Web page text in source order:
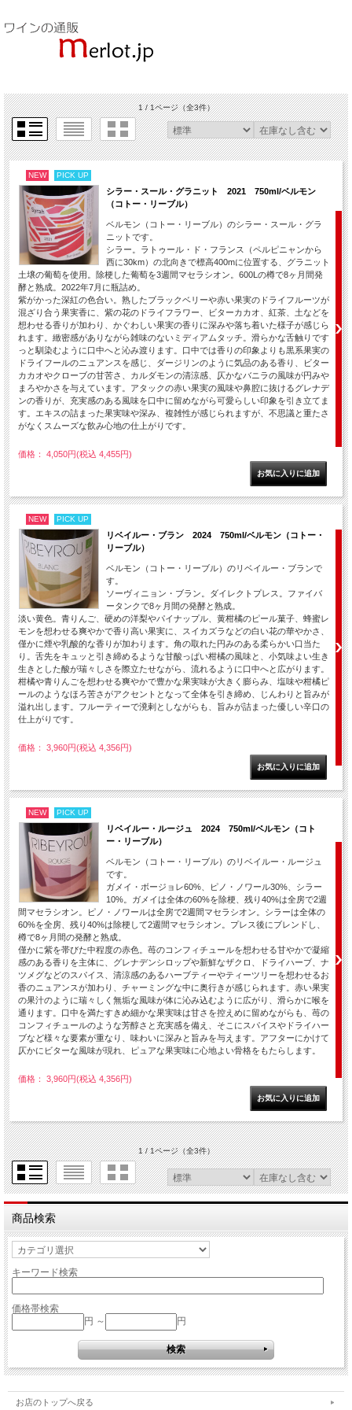
1 / 1ページ（全3件）
NEW PICK UP
シラー・スール・グラニット 2021 750ml/ベルモン
（コトー・リーブル）
ベルモン（コトー・リーブル）のシラー・スール・グラ
ニットです。
シラー。ラトゥール・ド・フランス（ペルピニャンから
西に30km）の北向きで標高400mに位置する、グラニット
土壌の葡萄を使用。除梗した葡萄を3週間マセラシオン。600Lの樽で8ヶ月間発
酵と熟成。2022年7月に瓶詰め。
紫がかった深紅の色合い。熟したブラックベリーや赤い果実のドライフルーツが
混ざり合う果実香に、紫の花のドライフラワー、ビターカカオ、紅茶、土などを
想わせる香りが加わり、かぐわしい果実の香りに深みや落ち着いた様子が感じら
れます。緻密感がありながら雑味のないミディアムタッチ。滑らかな舌触りです
っと馴染むように口中へと沁み渡ります。口中では香りの印象よりも黒系果実の
ドライフールのニュアンスを感じ、ダージリンのように気品のある香り、ビター
カカオやクローブの甘苦さ、カルダモンの清涼感、仄かなバニラの風味が円みや
まろやかさを与えています。アタックの赤い果実の風味や鼻腔に抜けるグレナデ
ンの香りが、充実感のある風味を口中に留めながら可愛らしい印象を引き立てま
す。エキスの詰まった果実味や深み、複雑性が感じられますが、不思議と重たさ
がなくスムーズな飲み心地の仕上がりです。
価格： 4,050円(税込 4,455円)
NEW PICK UP
リベイルー・ブラン 2024 750ml/ベルモン（コトー・
リーブル）
ベルモン（コトー・リーブル）のリベイルー・ブランで
す。
ソーヴィニョン・ブラン。ダイレクトプレス。ファイバ
ータンクで8ヶ月間の発酵と熟成。
淡い黄色。青りんご、硬めの洋梨やパイナップル、黄柑橘のピール菓子、蜂蜜レ
モンを想わせる爽やかで香り高い果実に、スイカズラなどの白い花の華やかさ、
僅かに煙や乳酸的な香りが加わります。角の取れた円みのある柔らかい口当た
り。舌先をキュッと引き締めるような甘酸っぱい柑橘の風味と、小気味よい生き
生きとした酸が瑞々しさを際立たせながら、流れるように口中へと広がります。
柑橘や青りんごを想わせる爽やかで豊かな果実味が大きく膨らみ、塩味や柑橘ピ
ールのようなほろ苦さがアクセントとなって全体を引き締め、じんわりと旨みが
溢れ出します。フルーティーで溌剌としながらも、旨みが詰まった優しい辛口の
仕上がりです。
価格： 3,960円(税込 4,356円)
NEW PICK UP
リベイルー・ルージュ 2024 750ml/ベルモン（コト
ー・リーブル）
ベルモン（コトー・リーブル）のリベイルー・ルージュ
です。
ガメイ・ボージョレ60%、ピノ・ノワール30%、シラー
10%。ガメイは全体の60%を除梗、残り40%は全房で2週
間マセラシオン。ピノ・ノワールは全房で2週間マセラシオン。シラーは全体の
60%を全房、残り40%は除梗して2週間マセラシオン。プレス後にブレンドし、
樽で8ヶ月間の発酵と熟成。
僅かに紫を帯びた中程度の赤色。苺のコンフィチュールを想わせる甘やかで凝縮
感のある香りを主体に、グレナデンシロップや新鮮なザクロ、ドライハーブ、ナ
ツメグなどのスパイス、清涼感のあるハーブティーやティーツリーを想わせるお
香のニュアンスが加わり、チャーミングな中に奥行きが感じられます。赤い果実
の果汁のように瑞々しく無垢な風味が体に沁み込むように広がり、滑らかに喉を
通ります。口中を満たすきめ細かな果実味は甘さを控えめに留めながらも、苺の
コンフィチュールのような芳醇さと充実感を備え、そこにスパイスやドライハー
ブなど様々な要素が重なり、味わいに深みと旨みを与えます。アフターにかけて
仄かにビターな風味が現れ、ピュアな果実味に心地よい骨格をもたらします。
価格： 3,960円(税込 4,356円)
1 / 1ページ（全3件）
商品検索
キーワード検索
価格帯検索
円 ～
円
お店のトップへ戻る